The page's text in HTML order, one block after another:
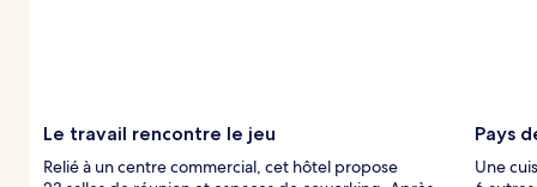
Le travail rencontre le jeu
Relié à un centre commercial, cet hôtel propose
Pays
Une